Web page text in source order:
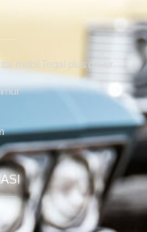
mobil Tegal plus driver.